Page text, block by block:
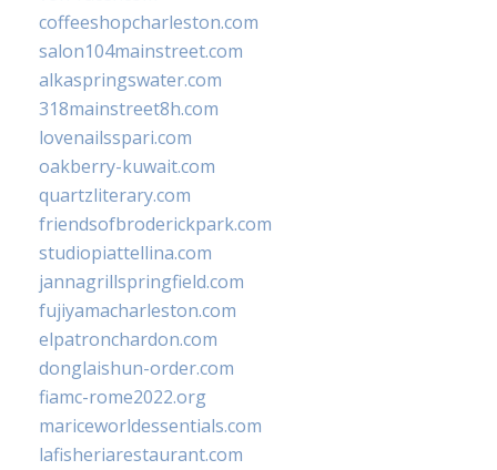
coffeeshopcharleston.com
salon104mainstreet.com
alkaspringswater.com
318mainstreet8h.com
lovenailsspari.com
oakberry-kuwait.com
quartzliterary.com
friendsofbroderickpark.com
studiopiattellina.com
jannagrillspringfield.com
fujiyamacharleston.com
elpatronchardon.com
donglaishun-order.com
fiamc-rome2022.org
mariceworldessentials.com
lafisheriarestaurant.com